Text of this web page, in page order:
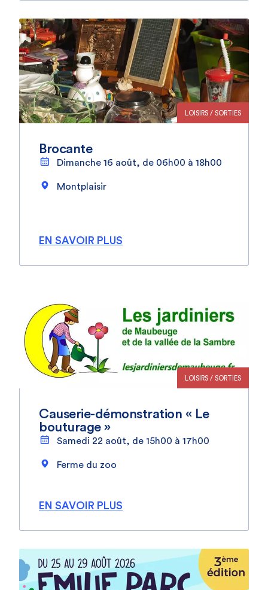
LOISIRS / SORTIES
Brocante
Dimanche 16 août, de 06h00 à 18h00
Montplaisir
EN SAVOIR PLUS
LOISIRS / SORTIES
Causerie-démonstration « Le
bouturage »
Samedi 22 août, de 15h00 à 17h00
Ferme du zoo
EN SAVOIR PLUS